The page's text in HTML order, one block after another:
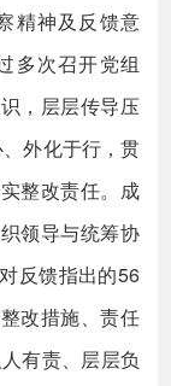
精神及反馈意
多次召开党组
，层层传导压
外化于行，贯
整改责任。成
领导与统筹协
反馈指出的56
改措施、责任
有责、层层负